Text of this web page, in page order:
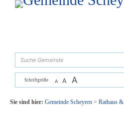
Zum Inhalt, zur Navigationoder zur Startseite
Schriftgröße A A A
Sie sind hier: Gemeinde Scheyern> Rathaus